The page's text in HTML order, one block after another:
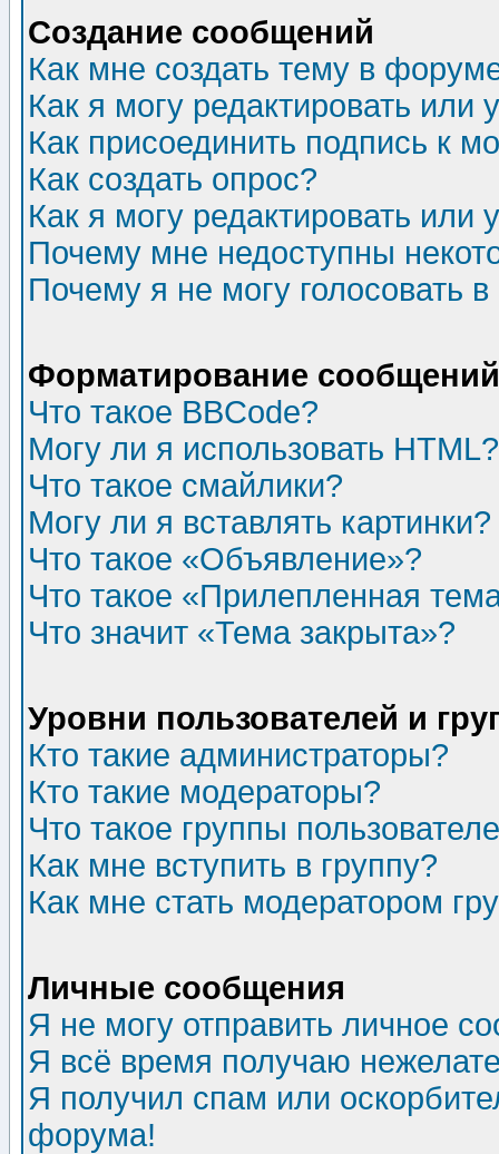
Создание сообщений
Как мне создать тему в
Как я могу редактировать или
Как присоединить подпись к
Как создать опрос?
Как я могу редактировать или
Почему мне недоступны
Почему я не могу голосовать
Форматирование
Что такое BBCode?
Могу ли я использовать HTML?
Что такое смайлики?
Могу ли я вставлять картинки?
Что такое «Объявление»?
Что такое «Прилепленная
Что значит «Тема закрыта»?
Уровни пользователей и
Кто такие администраторы?
Кто такие модераторы?
Что такое группы
Как мне вступить в группу?
Как мне стать модератором
Личные сообщения
Я не могу отправить личное
Я всё время получаю
Я получил спам или
форума!